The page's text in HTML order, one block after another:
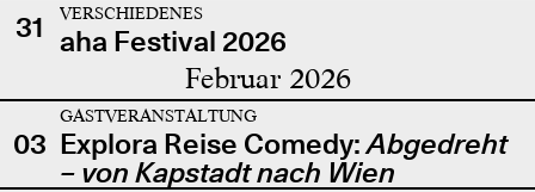
31
VERSCHIEDENES
aha Festival 2026
Februar 2026
03
GASTVERANSTALTUNG
Explora Reise Comedy:Abgedreht
– von Kapstadt nach Wien